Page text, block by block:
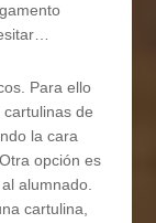
Para ello
de
la cara
opción es
alumnado.
cartulina,